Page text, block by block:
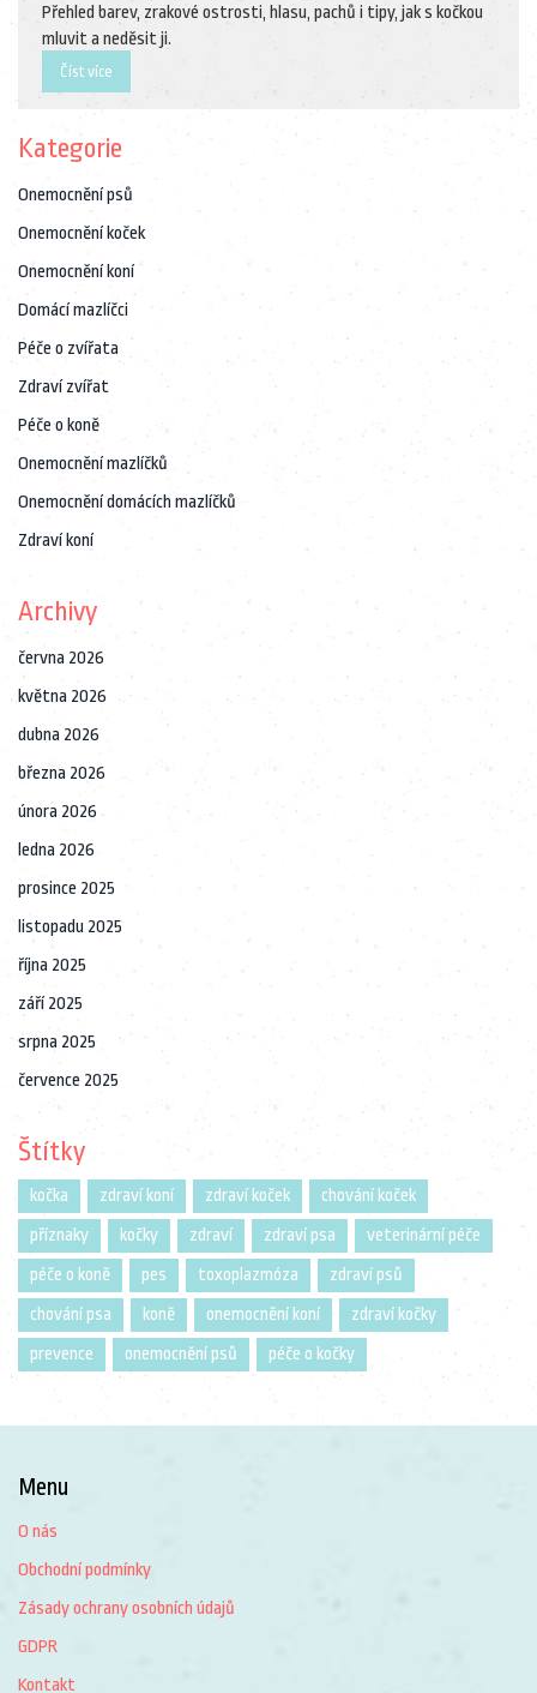
Přehled barev, zrakové ostrosti, hlasu, pachů i tipy, jak s kočkou
mluvit a neděsit ji.
Číst více
Kategorie
Onemocnění psů
Onemocnění koček
Onemocnění koní
Domácí mazlíčci
Péče o zvířata
Zdraví zvířat
Péče o koně
Onemocnění mazlíčků
Onemocnění domácích mazlíčků
Zdraví koní
Archivy
června 2026
května 2026
dubna 2026
března 2026
února 2026
ledna 2026
prosince 2025
listopadu 2025
října 2025
září 2025
srpna 2025
července 2025
Štítky
kočka zdraví koní zdraví koček
chování koček
příznaky
kočky zdraví zdraví psa
veterinární péče
péče o koně
pes toxoplazmóza
zdraví psů
chování psa
koně onemocnění koní
zdraví kočky
prevence
onemocnění psů péče o kočky
Menu
O nás
Obchodní podmínky
Zásady ochrany osobních údajů
GDPR
Kontakt